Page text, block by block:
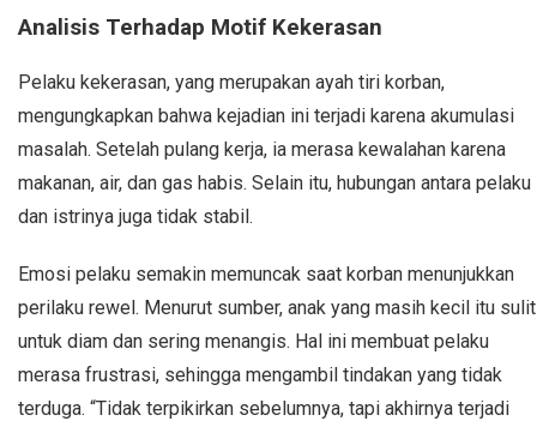
Analisis Terhadap Motif Kekerasan
Pelaku kekerasan, yang merupakan ayah tiri korban,
mengungkapkan bahwa kejadian ini terjadi karena akumulasi
masalah. Setelah pulang kerja, ia merasa kewalahan karena
makanan, air, dan gas habis. Selain itu, hubungan antara pelaku
dan istrinya juga tidak stabil.
Emosi pelaku semakin memuncak saat korban menunjukkan
perilaku rewel. Menurut sumber, anak yang masih kecil itu sulit
untuk diam dan sering menangis. Hal ini membuat pelaku
merasa frustrasi, sehingga mengambil tindakan yang tidak
terduga. “Tidak terpikirkan sebelumnya, tapi akhirnya terjadi